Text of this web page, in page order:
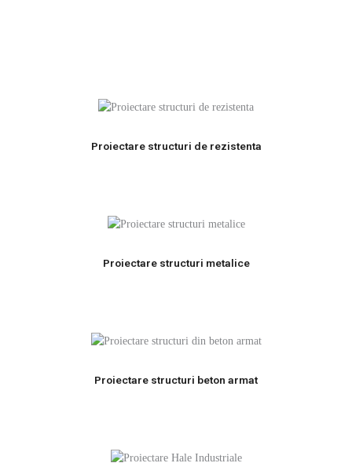
Proiectare structuri de rezistenta
Proiectare structuri metalice
Proiectare structuri beton armat